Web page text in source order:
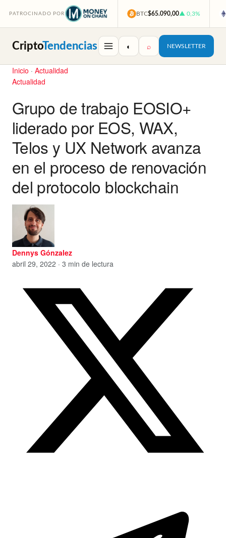
PATROCINADO POR BTC$65.090,00▲ 0,3%
CriptoTendencias ◐ ⌕ NEWSLETTER
Inicio · Actualidad
Actualidad
Grupo de trabajo EOSIO+
liderado por EOS, WAX,
Telos y UX Network avanza
en el proceso de renovación
del protocolo blockchain
Dennys Gónzalez
abril 29, 2022 · 3 min de lectura